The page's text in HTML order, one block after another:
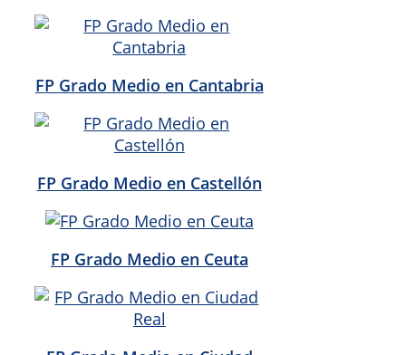
FP Grado Medio en Cantabria
FP Grado Medio en Castellón
FP Grado Medio en Ceuta